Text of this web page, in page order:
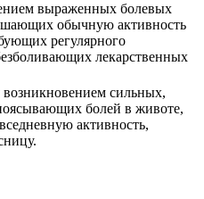
выраженных болевых
обычную активность
регулярного
лекарственных
сильных,
болей в животе,
активность,